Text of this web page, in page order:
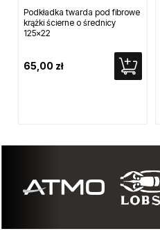
Podkładka twarda pod fibrowe
krążki ścierne o średnicy
125x22
65,00 zł